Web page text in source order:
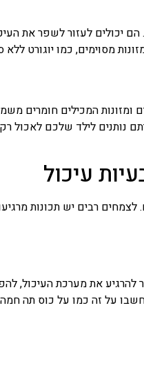
הם יכולים לעזור לשפר את
מסוימים, כמו יוגורט ללא
ומזונות המכילים חומרים
נותנים לילד שלכם לאכול
עיכול
רבים יש תכונות
להרגיע את מערכת העיכול,
על זה כמו על כוס תה